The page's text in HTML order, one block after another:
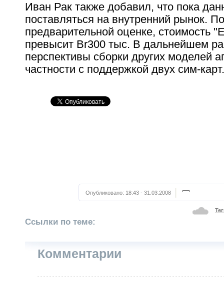
Иван Рак также добавил, что пока
поставляться на внутренний рынок. По
предварительной оценке, стоимость
превысит Br300 тыс. В дальнейшем
перспективы сборки других моделей
частности с поддержкой двух сим-карт.
Опубликовано: 18:43 - 31.03.2008
Ссылки по теме:
Комментарии